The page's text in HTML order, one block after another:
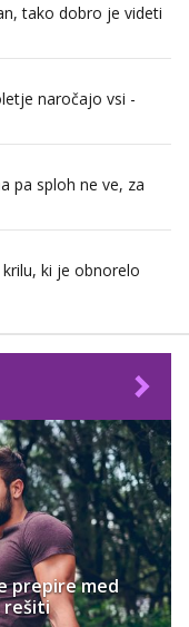
tako dobro je videti
naročajo vsi -
pa sploh ne ve, za
ki je obnorelo
prepire med
rešiti